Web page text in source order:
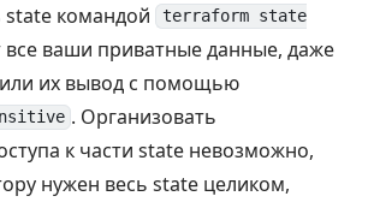
state командой terraform state
ваши приватные данные, даже
их вывод с помощью
. Организовать
к части state невозможно,
нужен весь state целиком,